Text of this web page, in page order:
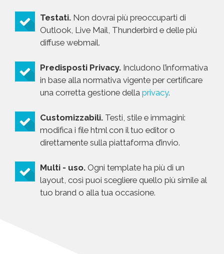
Testati. Non dovrai più preoccuparti di
Outlook, Live Mail, Thunderbird e delle più
diffuse webmail.
Predisposti Privacy. Includono l’informativa
in base alla normativa vigente per certificare
una corretta gestione della privacy.
Customizzabili. Testi, stile e immagini:
modifica i file html con il tuo editor o
direttamente sulla piattaforma d’invio.
Multi - uso. Ogni template ha più di un
layout, così puoi scegliere quello più simile al
tuo brand o alla tua occasione.